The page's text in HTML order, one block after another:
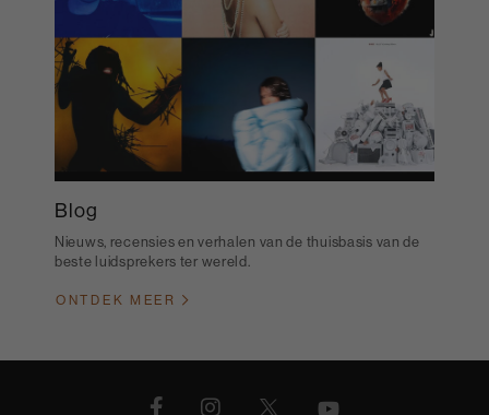
Blog
Nieuws, recensies en verhalen van de thuisbasis van de
beste luidsprekers ter wereld.
ONTDEK MEER